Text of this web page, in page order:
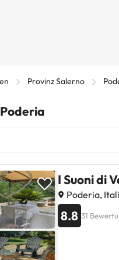
Provinz Salerno
I Suoni di
Poderia,
8.8 31